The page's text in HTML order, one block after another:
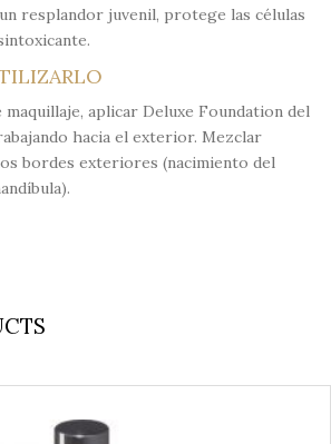
resplandor juvenil, protege las células
maquillaje, aplicar Deluxe Foundation del
hacia el exterior. Mezclar
bordes exteriores (nacimiento del